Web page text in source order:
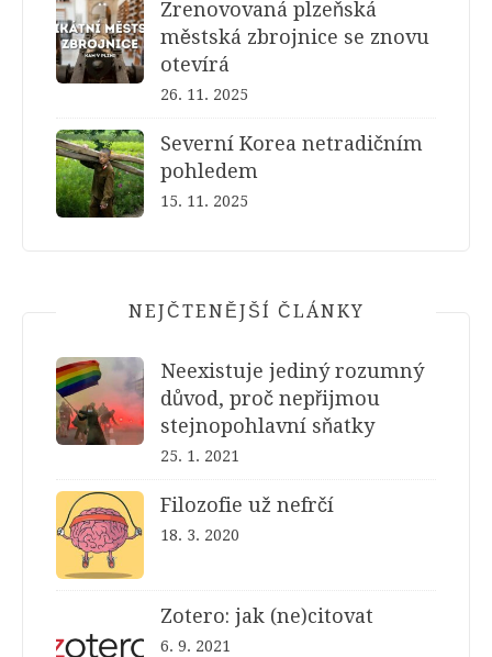
Zrenovovaná plzeňská
městská zbrojnice se znovu
otevírá
26. 11. 2025
Severní Korea netradičním
pohledem
15. 11. 2025
NEJČTENĚJŠÍ ČLÁNKY
Neexistuje jediný rozumný
důvod, proč nepřijmou
stejnopohlavní sňatky
25. 1. 2021
Filozofie už nefrčí
18. 3. 2020
Zotero: jak (ne)citovat
6. 9. 2021